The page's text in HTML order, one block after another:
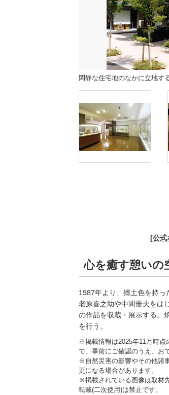
閑静な住宅地のなかに立地す
[公式
心を癒す憩いの
1987年より、郷土色を持
老原喜之助や中間冊夫をは
の作品を収蔵・展示する。
を行う。
※掲載情報は2025年11月時点
で、事前にご確認のうえ、お
※自然災害の影響やその他諸
更になる場合があります。
※掲載されている画像は取材
転載(二次使用)は禁止です。